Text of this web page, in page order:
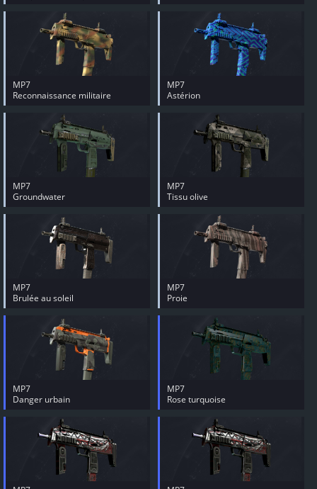
MP7
Reconnaissance militaire
MP7
Astérion
MP7
Groundwater
MP7
Tissu olive
MP7
Brulée au soleil
MP7
Proie
MP7
Danger urbain
MP7
Rose turquoise